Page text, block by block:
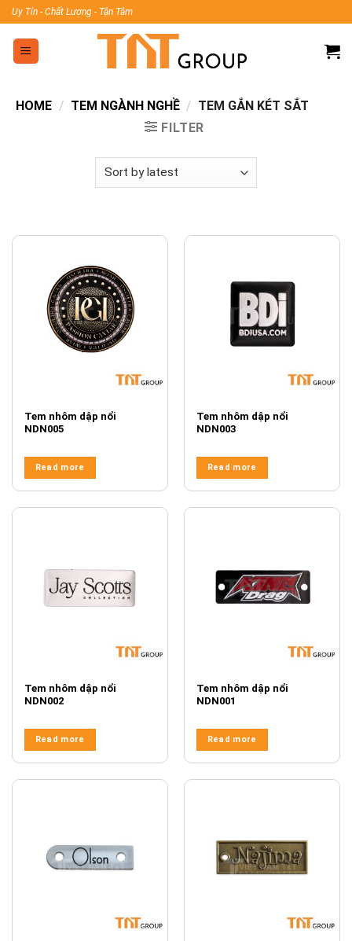
Skip
to
content
Uy Tín - Chất Lượng - Tận Tâm
HOME / TEM NGÀNH NGHỀ / TEM GẮN KÉT SẮT
FILTER
Tem nhôm dập nổi
NDN005
Read more
Tem nhôm dập nổi
NDN003
Read more
Tem nhôm dập nổi
NDN002
Read more
Tem nhôm dập nổi
NDN001
Read more